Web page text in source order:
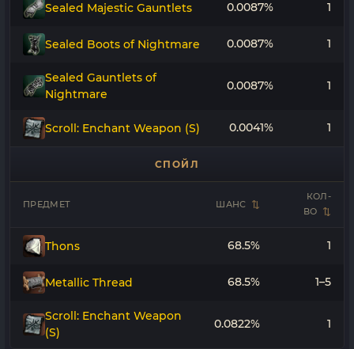
Sealed Majestic Gauntlets 0.0087% 1
Sealed Boots of Nightmare 0.0087% 1
Sealed Gauntlets of
Nightmare
0.0087% 1
Scroll: Enchant Weapon (S) 0.0041% 1
СПОЙЛ
ПРЕДМЕТ ШАНС
КОЛ-
ВО
Thons 68.5% 1
Metallic Thread 68.5% 1–5
Scroll: Enchant Weapon
(S)
0.0822% 1